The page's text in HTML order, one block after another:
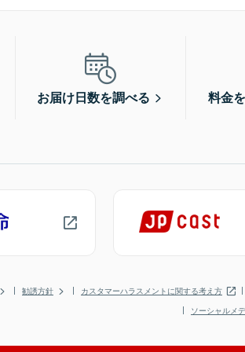
お届け日数を調べる 料金
勧誘方針 カスタマーハラスメントに関する考え方
ソーシャルメ